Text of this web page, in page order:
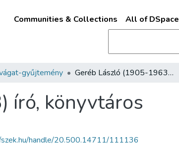
Communities & Collections All of DSpace
gyűjtemény Geréb László (1905-1963) író, könyvtáros
író, könyvtáros
handle/20.500.14711/111136